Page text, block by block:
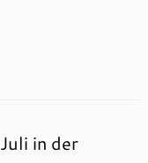
in der